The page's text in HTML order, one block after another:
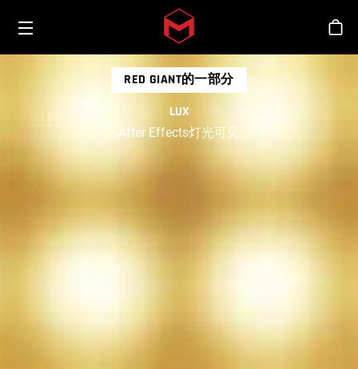
Skip to main content
商
RED GIANT的一部分
LUX
After Effects灯光可见